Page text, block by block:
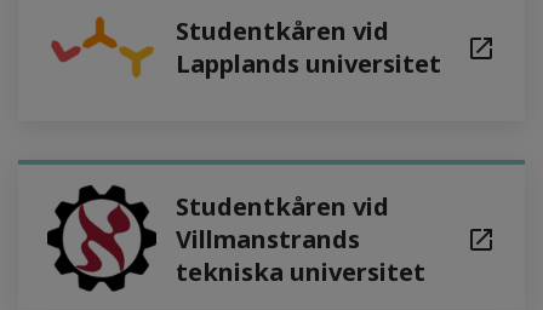
Studentkåren vid
Lapplands universitet
Studentkåren vid
Villmanstrands
tekniska universitet